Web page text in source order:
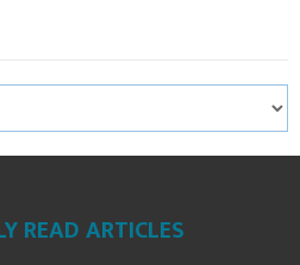
READ ARTICLES